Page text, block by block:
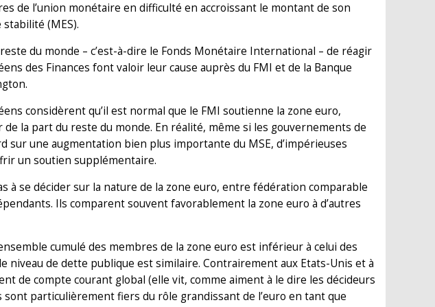
de l’union monétaire en difficulté en accroissant le montant de son
(MES).
du monde – c’est-à-dire le Fonds Monétaire International – de réagir
des Finances font valoir leur cause auprès du FMI et de la Banque
considèrent qu’il est normal que le FMI soutienne la zone euro,
de la part du reste du monde. En réalité, même si les gouvernements de
sur une augmentation bien plus importante du MSE, d’impérieuses
un soutien supplémentaire.
à se décider sur la nature de la zone euro, entre fédération comparable
Ils comparent souvent favorablement la zone euro à d’autres
cumulé des membres de la zone euro est inférieur à celui des
niveau de dette publique est similaire. Contrairement aux Etats-Unis et à
de compte courant global (elle vit, comme aiment à le dire les décideurs
sont particulièrement fiers du rôle grandissant de l’euro en tant que